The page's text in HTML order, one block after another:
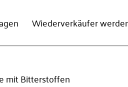
Wiederverkäufer
mit Bitterstoffen